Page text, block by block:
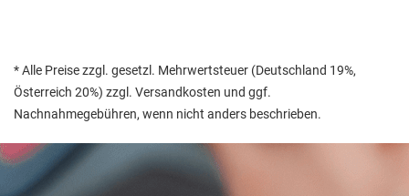
* Alle Preise zzgl. gesetzl. Mehrwertsteuer (Deutschland 19%,
Österreich 20%) zzgl. Versandkosten und ggf.
Nachnahmegebühren, wenn nicht anders beschrieben.